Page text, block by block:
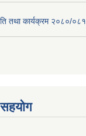
तथा कार्यक्रम २०८०/०८१